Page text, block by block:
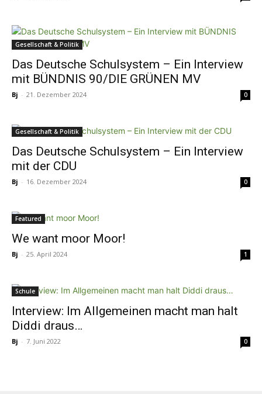
Gesellschaft & Politik
Das Deutsche Schulsystem – Ein Interview
mit BÜNDNIS 90/DIE GRÜNEN MV
Bj - 21. Dezember 2024 0
Gesellschaft & Politik
Das Deutsche Schulsystem – Ein Interview
mit der CDU
Bj - 16. Dezember 2024 0
Featured
We want moor Moor!
Bj - 25. April 2024 1
Schule
Interview: Im Allgemeinen macht man halt
Diddi draus…
Bj - 7. Juni 2022 0